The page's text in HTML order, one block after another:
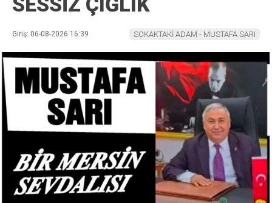
Giriş: 06-08-2026 16:39 SOKAKTAKİ ADAM - MUSTAFA SARI